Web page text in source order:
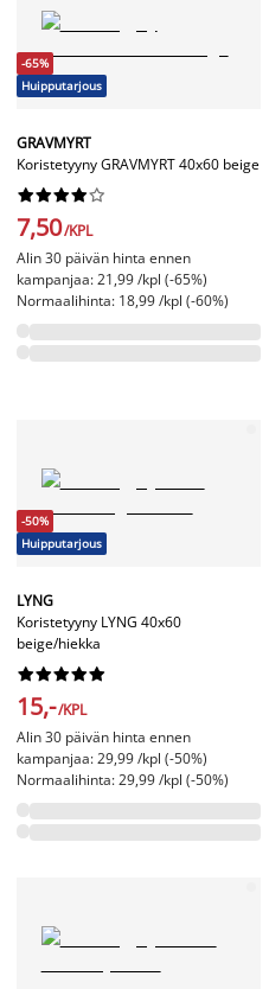
-65%
Huipputarjous
GRAVMYRT
Koristetyyny GRAVMYRT 40x60 beige






7,50/KPL
Alin 30 päivän hinta ennen
kampanjaa: 21,99 /kpl (-65%)
Normaalihinta: 18,99 /kpl (-60%)
-50%
Huipputarjous
LYNG
Koristetyyny LYNG 40x60
beige/hiekka






15,-/KPL
Alin 30 päivän hinta ennen
kampanjaa: 29,99 /kpl (-50%)
Normaalihinta: 29,99 /kpl (-50%)